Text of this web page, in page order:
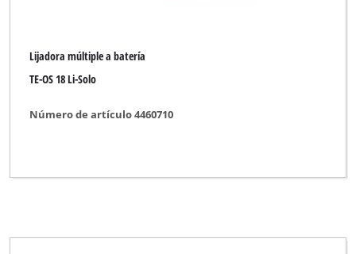
Lijadora múltiple a batería
TE-OS 18 Li-Solo
Número de artículo 4460710